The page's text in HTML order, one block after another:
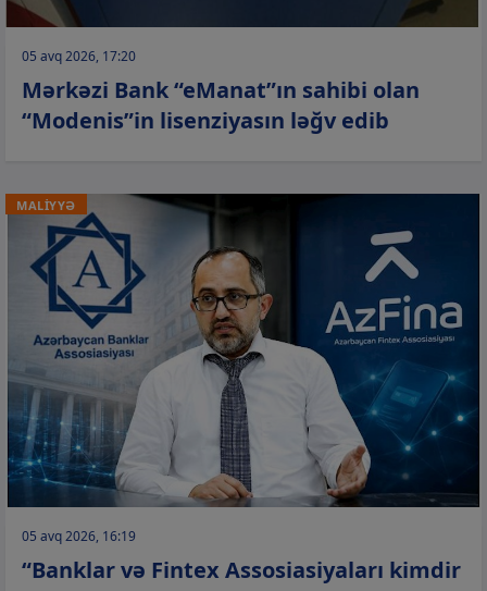
05 avq 2026, 17:20
Mərkəzi Bank “eManat”ın sahibi olan
“Modenis”in lisenziyasın ləğv edib
MALİYYƏ
05 avq 2026, 16:19
“Banklar və Fintex Assosiasiyaları kimdir